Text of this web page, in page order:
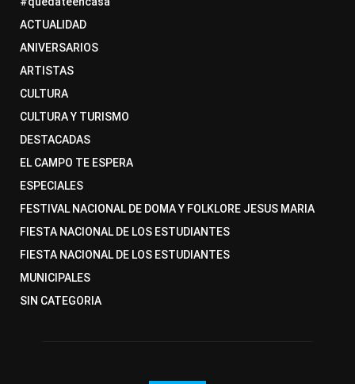
ACTUALIDAD
ANIVERSARIOS
ARTISTAS
CULTURA
CULTURA Y TURISMO
DESTACADAS
EL CAMPO TE ESPERA
ESPECIALES
FESTIVAL NACIONAL DE DOMA Y FOLKLORE JESUS MARIA
FIESTA NACIONAL DE LOS ESTUDIANTES
FIESTA NACIONAL DE LOS ESTUDIANTES
MUNICIPALES
SIN CATEGORIA